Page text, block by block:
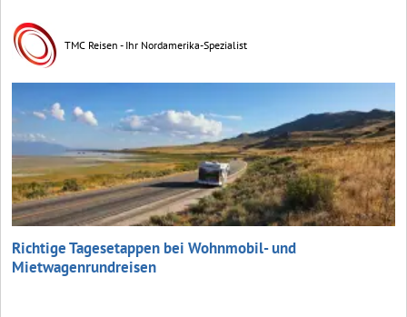
TMC Reisen - Ihr Nordamerika-Spezialist
Richtige Tagesetappen bei Wohnmobil- und
Mietwagenrundreisen